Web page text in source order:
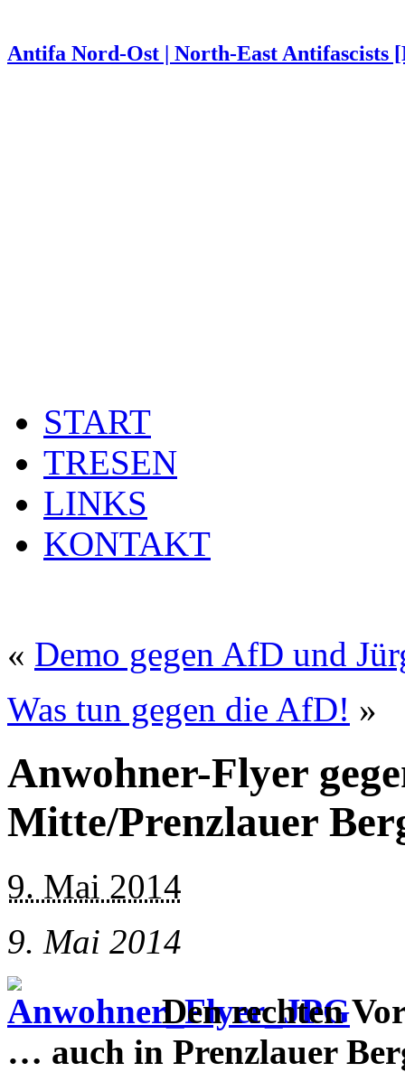
Antifa Nord-Ost | North-East Antifascists
START
TRESEN
LINKS
KONTAKT
« Demo gegen AfD und
Was tun gegen die AfD! »
Anwohner-Flyer
Mitte/Prenzlauer
9. Mai 2014
9. Mai 2014
Den rechten
… auch in Prenzlauer